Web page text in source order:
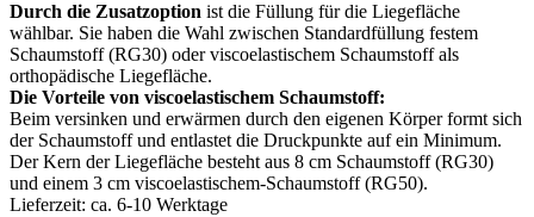
Durch die Zusatzoption ist die Füllung für die Liegefläche
wählbar. Sie haben die Wahl zwischen Standardfüllung festem
Schaumstoff (RG30) oder viscoelastischem Schaumstoff als
orthopädische Liegefläche.
Die Vorteile von viscoelastischem Schaumstoff:
Beim versinken und erwärmen durch den eigenen Körper formt sich
der Schaumstoff und entlastet die Druckpunkte auf ein Minimum.
Der Kern der Liegefläche besteht aus 8 cm Schaumstoff (RG30)
und einem 3 cm viscoelastischem-Schaumstoff (RG50).
Lieferzeit: ca. 6-10 Werktage